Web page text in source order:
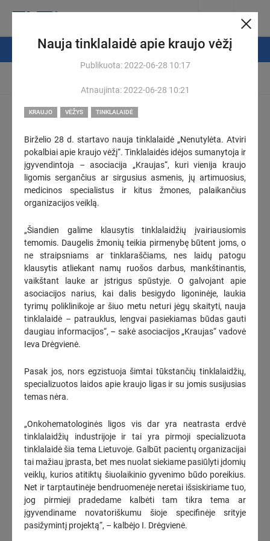
NAUJIENŲ FILTRAS
Pasiruošti mokslo metams – iššūkis šeimoms: jis dar didesnis,
2026-08-0812:18
Seimo Pirmininkas pirmadienį susitiks su keturiais ministrais ir
Vilniaus meru
KOREGUOTAS
2026-08-0719:00
„Energesman“: Sutartis dar nenutraukta – teismus klaidina
šališki Vilniaus ekstremalių situacijų centro sprendimai
(1)
KOREGUOTAS
2026-08-07 17:48
Pirmąjį 2026 m. pusmetį „Amber Grid“ pajamos augo 41 proc.,
grynasis pelnas – daugiau nei 6 kartus
2026-08-07 16:18
„Litgrid“ pirmojo pusmečio rezultatai: stiprinama elektros
2026-08-0716:16
VAATC oficialiai susigrąžina Vilniaus MBA gamyklos teritorijos
2026-08-0715:52
„Energesman“: Meras pasitelkė juodąsias technologijas –
dirbome nuostolingai, ką gali „išvesti“ iš minuso?
(1)
2026-08-0715:34
Seimo nario S. Čaplinsko pranešimas: „Kodėl šeimos gydytojas
yra svarbiausia Lietuvos sveikatos sistemos grandis? Kodėl
Lietuvos sveikatos sistemoje taip sunku ką nors pakeisti VII
dalis“
Nauja tinklalaidė apie kraujo vėžį
Publikuota:2022-06-28 10:17
Atnaujinta:2022-06-28 10:21
KRAUJO VĖŽYS TINKLALAIDĖ
Birželio 28 d. startavo nauja tinklalaidė „Nenutylėta. Atviri
pokalbiai apie kraujo vėžį“. Tinklalaidės idėjos sumanytoja ir
įgyvendintoja – asociacija „Kraujas“, kuri vienija kraujo
ligomis sergančius ar sirgusius asmenis, jų artimuosius,
medicinos specialistus ir kitus žmones, palaikančius
organizacijos veiklą.
„Šiandien galime klausytis tinklalaidžių įvairiausiomis
temomis. Daugelis žmonių teikia pirmenybę būtent joms, o
ne straipsniams ar tinklaraščiams, nes laidų patogu
klausytis atliekant namų ruošos darbus, mankštinantis,
vaikštant lauke ar įstrigus spūstyje. O galvojant apie
asociacijos narius, kai dalis besigydo ligoninėje, laukia
tyrimų poliklinikoje ar šiuo metu neturi jėgų skaityti, nauja
tinklalaidė – patrauklus, lengvai pasiekiamas būdas gauti
daugiau informacijos“, – sakė asociacijos „Kraujas“ vadovė
Ieva Drėgvienė.
Pasak jos, nors egzistuoja šimtai tūkstančių tinklalaidžių,
specializuotos laidos apie kraujo ligas ir su jomis susijusias
temas nėra.
„Onkohematologinės ligos vis dar yra neatrasta erdvė
tinklalaidžių industrijoje ir tai yra pirmoji specializuota
tinklalaidė šia tema Lietuvoje. Galbūt pacientų organizacijai
tai mažiau įprasta, bet mes nuolat siekiame pasiūlyti įdomių
veiklų, kurios atitiktų šiuolaikinio gyvenimo būdo poreikius.
Net ir tarptautinėje bendruomenėje neretai išsiskiriame tuo,
jog pirmieji pradedame kalbėti tam tikra tema ar
įgyvendiname novatoriškumu šioje specifinėje srityje
pasižymintį projektą“, – kalbėjo I. Drėgvienė.